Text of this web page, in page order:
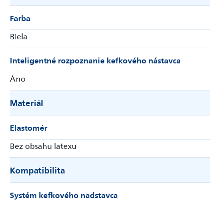
Farba
Biela
Inteligentné rozpoznanie kefkového nástavca
Áno
Materiál
Elastomér
Bez obsahu latexu
Kompatibilita
Systém kefkového nadstavca